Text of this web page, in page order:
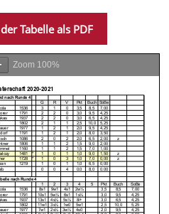
Tabelle als PDF
Zoom 100%